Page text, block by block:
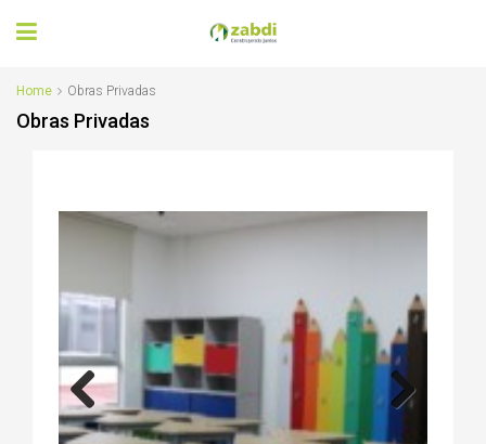
Home Obras Privadas
Obras Privadas
Previous